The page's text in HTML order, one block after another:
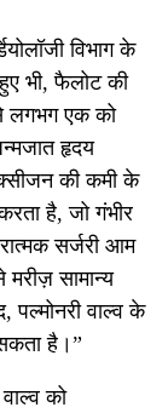
विभाग के
भी, फैलोट की
लगभग एक को
हृदय
की कमी के
है, जो गंभीर
सर्जरी आम
सामान्य
पल्मोनरी वाल्व के
है।”
को